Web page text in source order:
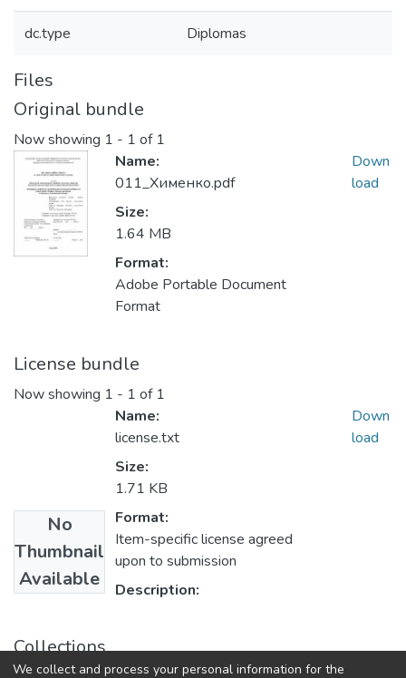
dc.type Diplomas
Files
Original bundle
Now showing 1 - 1 of 1
Name:
011_Хименко.pdf
Size:
1.64 MB
Format:
Adobe Portable Document
Format
Down
load
License bundle
Now showing 1 - 1 of 1
No
Thumbnail
Available
Name:
license.txt
Size:
1.71 KB
Format:
Item-specific license agreed
upon to submission
Description:
Down
load
Collections
We collect and process your personal information for the